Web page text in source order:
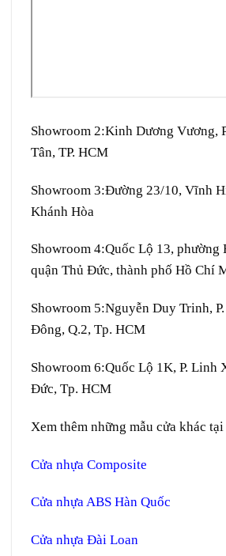
Showroom 2:Kinh Dương Vương,
Tân, TP. HCM
Showroom 3:Đường 23/10, Vĩnh
Khánh Hòa
Showroom 4:Quốc Lộ 13, phường
quận Thủ Đức, thành phố Hồ Chí
Showroom 5:Nguyễn Duy Trinh,
Đông, Q.2, Tp. HCM
Showroom 6:Quốc Lộ 1K, P. Linh
Đức, Tp. HCM
Xem thêm những mẫu cửa khác
Cửa nhựa Composite
Cửa nhựa ABS Hàn Quốc
Cửa nhựa Đài Loan